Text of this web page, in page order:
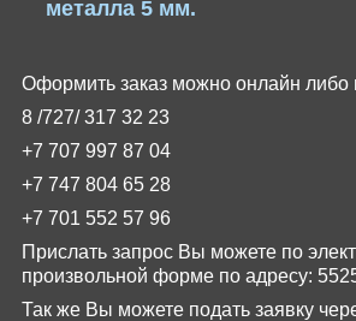
металла 5 мм.
Оформить заказ можно онлайн либо
8 /727/ 317 32 23
+7 707 997 87 04
+7 747 804 65 28
+7 701 552 57 96
Прислать запрос Вы можете по
произвольной форме по адресу:
Так же Вы можете подать заявку